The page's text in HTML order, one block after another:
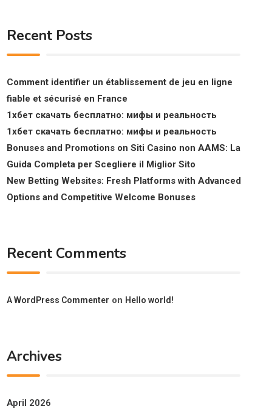
Recent Posts
Comment identifier un établissement de jeu en ligne
fiable et sécurisé en France
1хбет скачать бесплатно: мифы и реальность
1хбет скачать бесплатно: мифы и реальность
Bonuses and Promotions on Siti Casino non AAMS: La
Guida Completa per Scegliere il Miglior Sito
New Betting Websites: Fresh Platforms with Advanced
Options and Competitive Welcome Bonuses
Recent Comments
A WordPress Commenter on Hello world!
Archives
April 2026